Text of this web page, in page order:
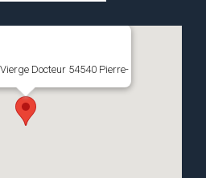
Docteur 54540 Pierre-